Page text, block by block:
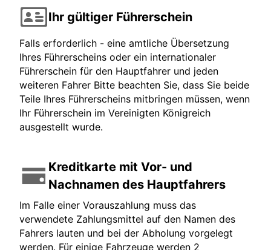
Ihr gültiger Führerschein
Falls erforderlich - eine amtliche Übersetzung
Ihres Führerscheins oder ein internationaler
Führerschein für den Hauptfahrer und jeden
weiteren Fahrer Bitte beachten Sie, dass Sie beide
Teile Ihres Führerscheins mitbringen müssen, wenn
Ihr Führerschein im Vereinigten Königreich
ausgestellt wurde.
Kreditkarte mit Vor- und
Nachnamen des Hauptfahrers
Im Falle einer Vorauszahlung muss das
verwendete Zahlungsmittel auf den Namen des
Fahrers lauten und bei der Abholung vorgelegt
werden. Für einige Fahrzeuge werden 2